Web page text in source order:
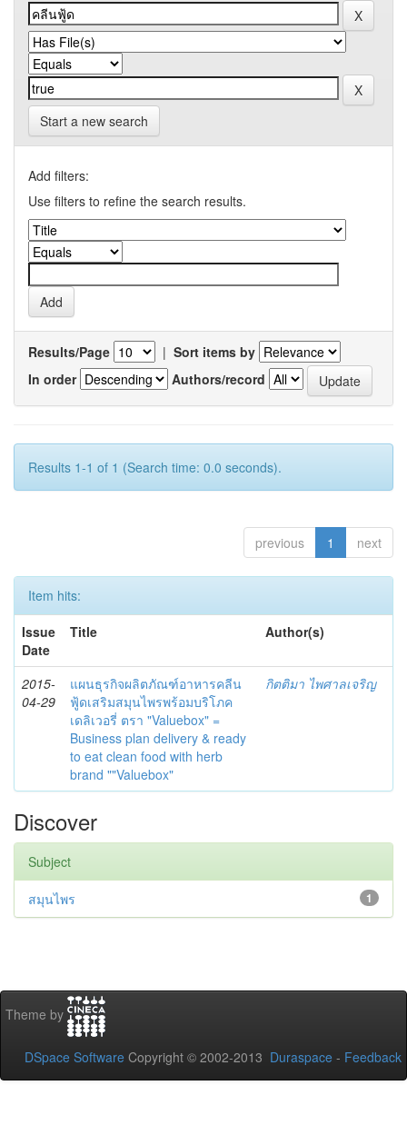
Start a new search
Add filters:
Use filters to refine the search results.
Results/Page | Sort items by
In order
Authors/record
Results 1-1 of 1 (Search time: 0.0 seconds).
previous 1 next
Item hits:
Issue
Date
Title Author(s)
2015-
04-29
แผนธุรกิจผลิตภัณฑ์อาหารคลีน
ฟู้ดเสริมสมุนไพรพร้อมบริโภค
เดลิเวอรี่ ตรา "Valuebox" =
Business plan delivery & ready
to eat clean food with herb
brand ""Valuebox"
กิตติมา ไพศาลเจริญ
Discover
Subject
1
สมุนไพร
Theme by
DSpace Software Copyright © 2002-2013 Duraspace - Feedback